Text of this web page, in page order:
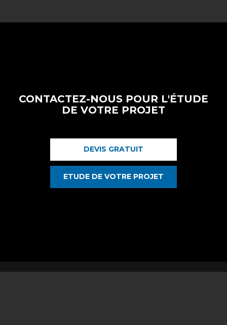
CONTACTEZ-NOUS POUR L'ÉTUDE
DE VOTRE PROJET
DEVIS GRATUIT
ETUDE DE VOTRE PROJET